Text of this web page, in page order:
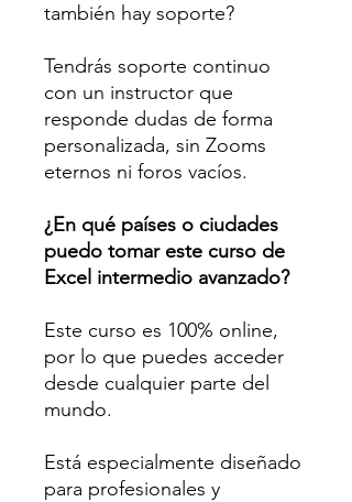
también hay soporte?
Tendrás soporte continuo
con un instructor que
responde dudas de forma
personalizada, sin Zooms
eternos ni foros vacíos.
¿En qué países o ciudades
puedo tomar este curso de
Excel intermedio avanzado?
Este curso es 100% online,
por lo que puedes acceder
desde cualquier parte del
mundo.
Está especialmente diseñado
para profesionales y